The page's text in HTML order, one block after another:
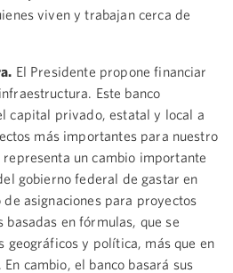
viven y trabajan cerca de
El Presidente propone financiar
Este banco
capital privado, estatal y local a
más importantes para nuestro
representa un cambio importante
gobierno federal de gastar en
asignaciones para proyectos
basadas en fórmulas, que se
geográficos y política, más que en
cambio, el banco basará sus